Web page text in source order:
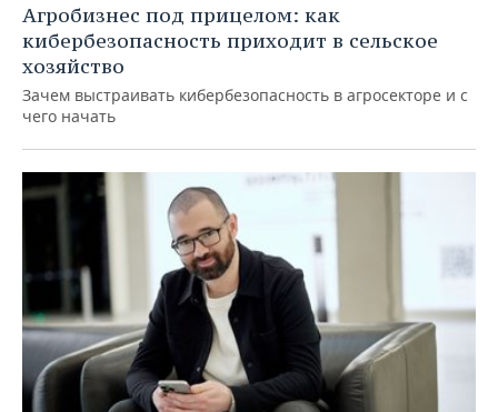
Агробизнес под прицелом: как
кибербезопасность приходит в сельское
хозяйство
Зачем выстраивать кибербезопасность в агросекторе и с
чего начать